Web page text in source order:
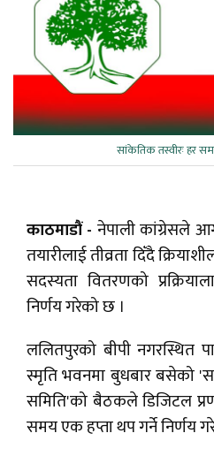
सांकेतिक तस्वीरः हर
काठमाडौं - नेपाली कांग्रेसले
तयारीलाई तीव्रता दिँदै
सदस्यता वितरणको
निर्णय गरेको छ ।
ललितपुरको बीपी नगरस्थित
स्मृति भवनमा बुधबार बसेको
समिति'को बैठकले डिजिटल
समय एक हप्ता थप गर्ने निर्णय